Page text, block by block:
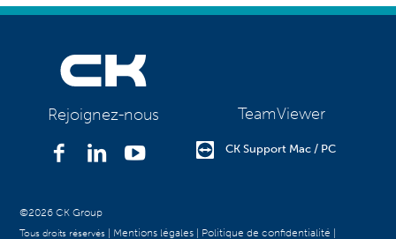
Rejoignez-nous TeamViewer
CK Support Mac / PC
©2026 CK Group
Tous droits réservés | Mentions légales | Politique de confidentialité |